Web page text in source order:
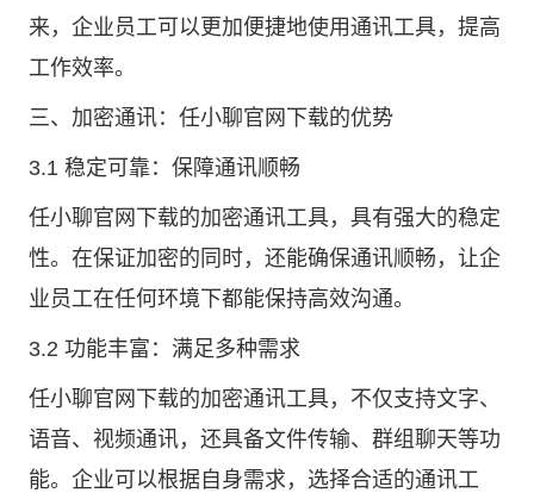
来，企业员工可以更加便捷地使用通讯工具，提高
工作效率。
三、加密通讯：任小聊官网下载的优势
3.1 稳定可靠：保障通讯顺畅
任小聊官网下载的加密通讯工具，具有强大的稳定
性。在保证加密的同时，还能确保通讯顺畅，让企
业员工在任何环境下都能保持高效沟通。
3.2 功能丰富：满足多种需求
任小聊官网下载的加密通讯工具，不仅支持文字、
语音、视频通讯，还具备文件传输、群组聊天等功
能。企业可以根据自身需求，选择合适的通讯工